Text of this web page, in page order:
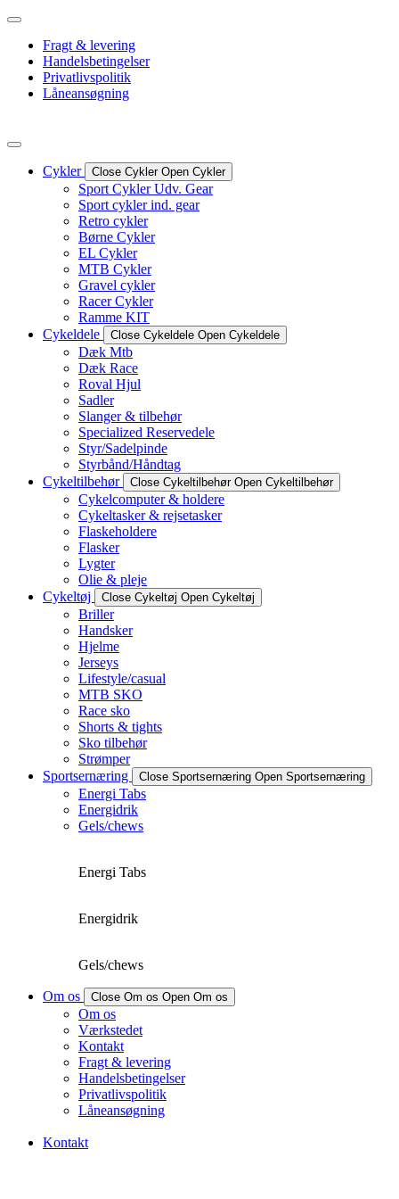
Videre
indholdFragt & levering
Handelsbetingelser
Privatlivspolitik
Låneansøgning
Cykler Close Cykler Open Cykler
Sport Cykler Udv. Gear
Sport cykler ind. gear
Retro cykler
Børne Cykler
EL Cykler
MTB Cykler
Gravel cykler
Racer Cykler
Ramme KIT
Cykeldele
Close Cykeldele Open Cykeldele
Dæk Mtb
Dæk Race
Roval Hjul
Sadler
Slanger & tilbehør
Specialized Reservedele
Styr/Sadelpinde
Styrbånd/Håndtag
Cykeltilbehør
Close Cykeltilbehør Open Cykeltilbehør
Cykelcomputer & holdere
Cykeltasker & rejsetasker
Flaskeholdere
Flasker
Lygter
Olie & pleje
Cykeltøj
Close Cykeltøj Open Cykeltøj
Briller
Handsker
Hjelme
Jerseys
Lifestyle/casual
MTB SKO
Race sko
Shorts & tights
Sko tilbehør
Strømper
Sportsernæring
Close Sportsernæring Open Sportsernæring
Energi Tabs
Energidrik
Gels/chews
Energi Tabs
Energidrik
Gels/chews
Om os Close Om os Open Om os
Om os
Værkstedet
Kontakt
Fragt & levering
Handelsbetingelser
Privatlivspolitik
Låneansøgning
Kontakt